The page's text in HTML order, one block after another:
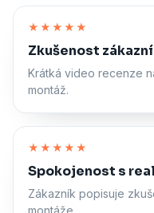
★★★★★
Zkušenost
Krátká video recenze
montáž.
★★★★★
Spokojenost s
Zákazník popisuje
montáže.